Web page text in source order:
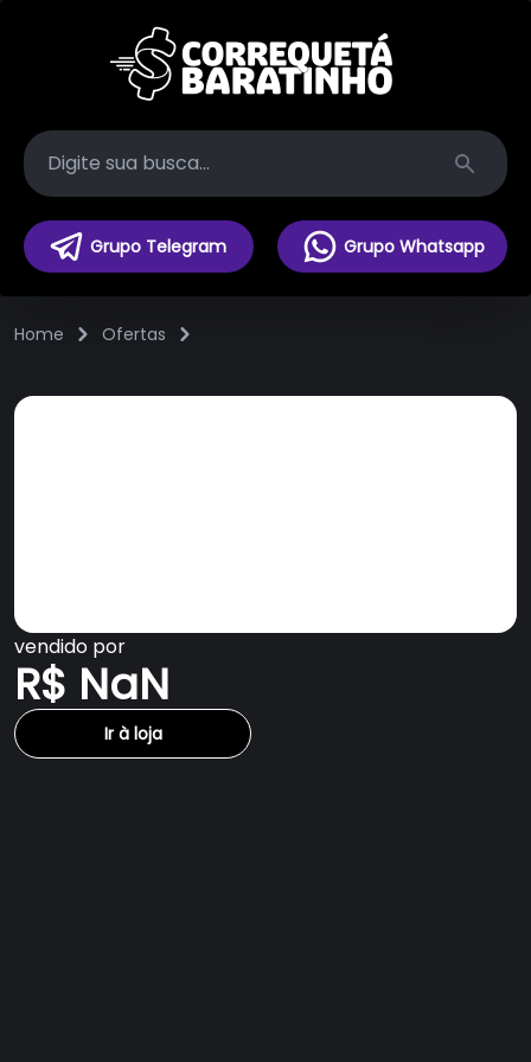
Search
Grupo Telegram Grupo Whatsapp
Home Ofertas
vendido por
R$ NaN
Ir à loja